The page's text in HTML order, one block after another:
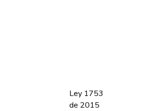
Ley 1753
de 2015